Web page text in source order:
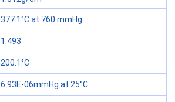
377.1°C at 760 mmHg
1.493
200.1°C
6.93E-06mmHg at 25°C